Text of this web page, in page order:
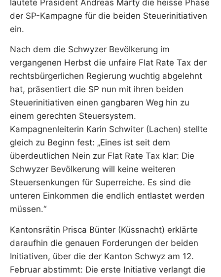
läutete Präsident Andreas Marty die heisse Phase
der SP-Kampagne für die beiden Steuerinitiativen
ein.
Nach dem die Schwyzer Bevölkerung im
vergangenen Herbst die unfaire Flat Rate Tax der
rechtsbürgerlichen Regierung wuchtig abgelehnt
hat, präsentiert die SP nun mit ihren beiden
Steuerinitiativen einen gangbaren Weg hin zu
einem gerechten Steuersystem.
Kampagnenleiterin Karin Schwiter (Lachen) stellte
gleich zu Beginn fest: „Eines ist seit dem
überdeutlichen Nein zur Flat Rate Tax klar: Die
Schwyzer Bevölkerung will keine weiteren
Steuersenkungen für Superreiche. Es sind die
unteren Einkommen die endlich entlastet werden
müssen.“
Kantonsrätin Prisca Bünter (Küssnacht) erklärte
daraufhin die genauen Forderungen der beiden
Initiativen, über die der Kanton Schwyz am 12.
Februar abstimmt: Die erste Initiative verlangt die